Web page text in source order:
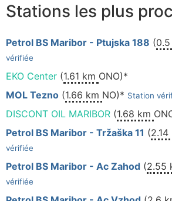
Stations les plus
Petrol BS Maribor - Ptujska 188 (
vérifiée
EKO Center (1.61 km ONO)*
MOL Tezno (1.66 km NO)* Station
DISCONT OIL MARIBOR (1.68 km
Petrol BS Maribor - Tržaška 11 (2.14
vérifiée
Petrol BS Maribor - Ac Zahod (2.55
vérifiée